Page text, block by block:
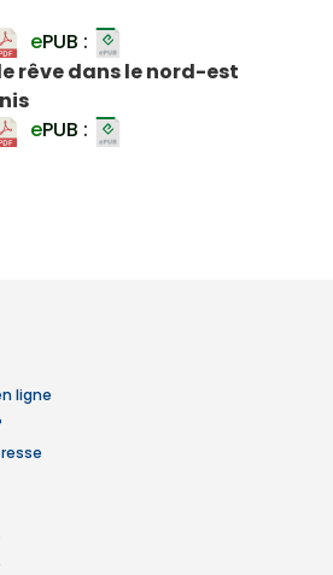
ePUB :
rêve dans le nord-est
ePUB :
ligne